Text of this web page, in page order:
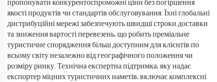
пропонувати конкурентоспроможні ціни без погіршення
якості продуктів чи стандартів обслуговування. Їхні глобальні
дистрибуційні мережі забезпечують швидші строки доставки
та зниження вартості перевезень, що робить преміальне
туристичне спорядження більш доступним для клієнтів по
всьому світу незалежно від географічного положення чи
розміру ринку. Технічна експертна підтримка, яку надає
експортер міцних туристичних наметів, включає комплексні